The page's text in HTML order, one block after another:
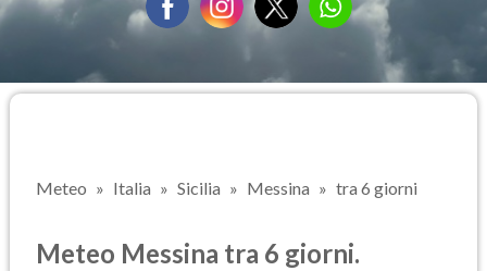
Meteo Italia Sicilia Messina tra 6 giorni
Meteo Messina tra 6 giorni.